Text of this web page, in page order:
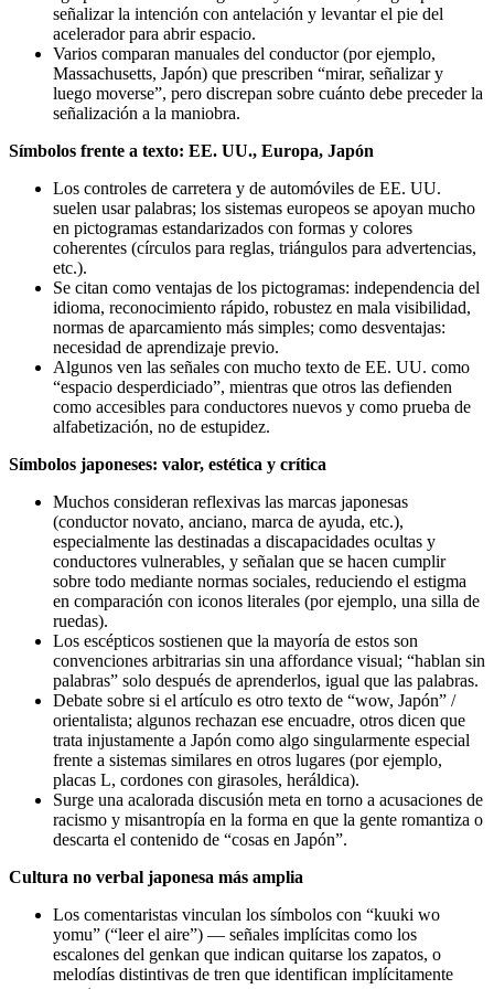
señalizar la intención con antelación y levantar el pie del
acelerador para abrir espacio.
Varios comparan manuales del conductor (por ejemplo,
Massachusetts, Japón) que prescriben “mirar, señalizar y
luego moverse”, pero discrepan sobre cuánto debe preceder la
señalización a la maniobra.
Símbolos frente a texto: EE. UU., Europa, Japón
Los controles de carretera y de automóviles de EE. UU.
suelen usar palabras; los sistemas europeos se apoyan mucho
en pictogramas estandarizados con formas y colores
coherentes (círculos para reglas, triángulos para advertencias,
etc.).
Se citan como ventajas de los pictogramas: independencia del
idioma, reconocimiento rápido, robustez en mala visibilidad,
normas de aparcamiento más simples; como desventajas:
necesidad de aprendizaje previo.
Algunos ven las señales con mucho texto de EE. UU. como
“espacio desperdiciado”, mientras que otros las defienden
como accesibles para conductores nuevos y como prueba de
alfabetización, no de estupidez.
Símbolos japoneses: valor, estética y crítica
Muchos consideran reflexivas las marcas japonesas
(conductor novato, anciano, marca de ayuda, etc.),
especialmente las destinadas a discapacidades ocultas y
conductores vulnerables, y señalan que se hacen cumplir
sobre todo mediante normas sociales, reduciendo el estigma
en comparación con iconos literales (por ejemplo, una silla de
ruedas).
Los escépticos sostienen que la mayoría de estos son
convenciones arbitrarias sin una affordance visual; “hablan sin
palabras” solo después de aprenderlos, igual que las palabras.
Debate sobre si el artículo es otro texto de “wow, Japón” /
orientalista; algunos rechazan ese encuadre, otros dicen que
trata injustamente a Japón como algo singularmente especial
frente a sistemas similares en otros lugares (por ejemplo,
placas L, cordones con girasoles, heráldica).
Surge una acalorada discusión meta en torno a acusaciones de
racismo y misantropía en la forma en que la gente romantiza o
descarta el contenido de “cosas en Japón”.
Cultura no verbal japonesa más amplia
Los comentaristas vinculan los símbolos con “kuuki wo
yomu” (“leer el aire”) — señales implícitas como los
escalones del genkan que indican quitarse los zapatos, o
melodías distintivas de tren que identifican implícitamente